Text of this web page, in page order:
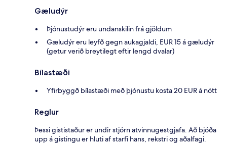
Gæludýr
Þjónustudýr eru undanskilin frá gjöldum
Gæludýr eru leyfð gegn aukagjaldi, EUR 15 á gæludýr
(getur verið breytilegt eftir lengd dvalar)
Bílastæði
Yfirbyggð bílastæði með þjónustu kosta 20 EUR á nótt
Reglur
Þessi gististaður er undir stjórn atvinnugestgjafa. Að bjóða
upp á gistingu er hluti af starfi hans, rekstri og aðalfagi.